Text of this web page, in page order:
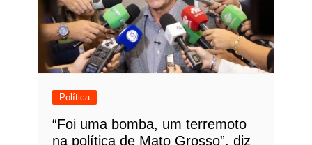
Política
“Foi uma bomba, um terremoto
na política de Mato Grosso”, diz